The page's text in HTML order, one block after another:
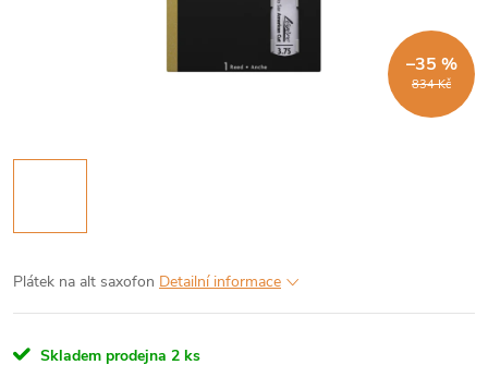
834 Kč
–35 %
Plátek na alt saxofon Detailní informace
Skladem prodejna 2 ks